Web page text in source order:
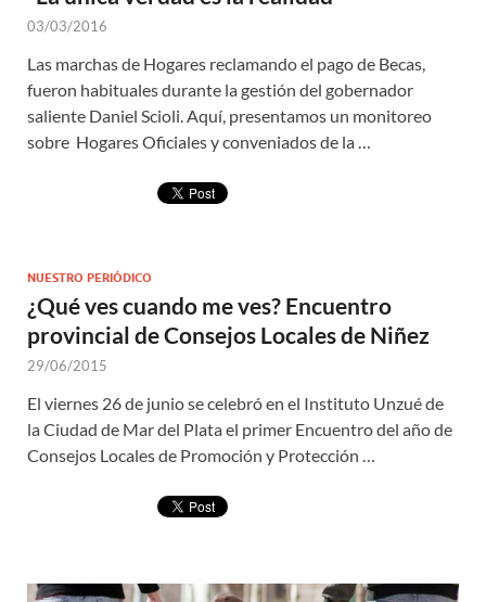
03/03/2016
Las marchas de Hogares reclamando el pago de Becas,
fueron habituales durante la gestión del gobernador
saliente Daniel Scioli. Aquí, presentamos un monitoreo
sobre Hogares Oficiales y conveniados de la …
NUESTRO PERIÓDICO
¿Qué ves cuando me ves? Encuentro
provincial de Consejos Locales de Niñez
29/06/2015
El viernes 26 de junio se celebró en el Instituto Unzué de
la Ciudad de Mar del Plata el primer Encuentro del año de
Consejos Locales de Promoción y Protección …